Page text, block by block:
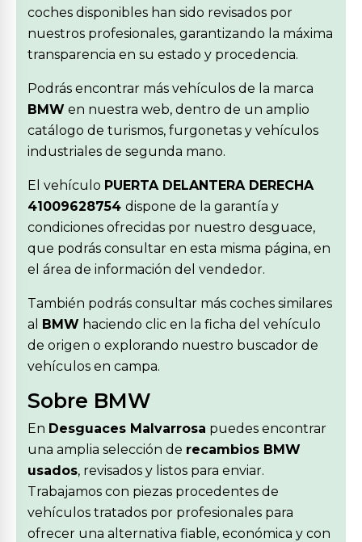
coches disponibles han sido revisados por
nuestros profesionales, garantizando la máxima
transparencia en su estado y procedencia.
Podrás encontrar más vehículos de la marca
BMW en nuestra web, dentro de un amplio
catálogo de turismos, furgonetas y vehículos
industriales de segunda mano.
El vehículo PUERTA DELANTERA DERECHA
41009628754 dispone de la garantía y
condiciones ofrecidas por nuestro desguace,
que podrás consultar en esta misma página, en
el área de información del vendedor.
También podrás consultar más coches similares
al BMW haciendo clic en la ficha del vehículo
de origen o explorando nuestro buscador de
vehículos en campa.
Sobre BMW
En Desguaces Malvarrosa puedes encontrar
una amplia selección de recambios BMW
usados, revisados y listos para enviar.
Trabajamos con piezas procedentes de
vehículos tratados por profesionales para
ofrecer una alternativa fiable, económica y con